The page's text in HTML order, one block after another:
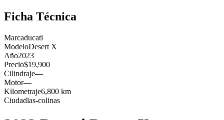
Ficha Técnica
Marcaducati
ModeloDesert X
Año2023
Precio$19,900
Cilindraje—
Motor—
Kilometraje6,800 km
Ciudadlas-colinas